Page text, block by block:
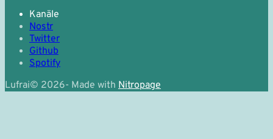
Kanäle
Nostr
Twitter
Github
Spotify
Lufrai© 2026- Made with Nitropage